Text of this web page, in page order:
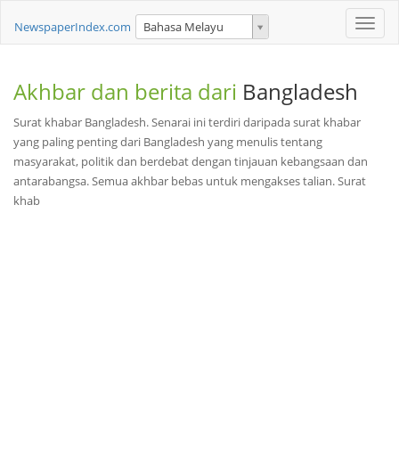
Toggle
NewspaperIndex.com Bahasa Melayu
Akhbar dan berita dari Bangladesh
Surat khabar Bangladesh. Senarai ini terdiri daripada surat khabar
yang paling penting dari Bangladesh yang menulis tentang
masyarakat, politik dan berdebat dengan tinjauan kebangsaan dan
antarabangsa. Semua akhbar bebas untuk mengakses talian. Surat
khab